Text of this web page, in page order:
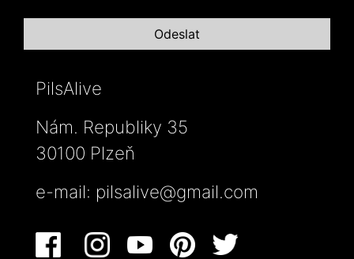
PilsAlive
Nám. Republiky 35
30100 Plzeň
e-mail: pilsalive@gmail.com